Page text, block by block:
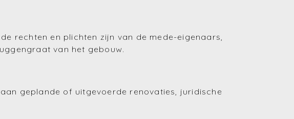
(Bouwen en verbouwen)
rechten en plichten zijn van de mede-eigenaars,
van het gebouw.
geplande of uitgevoerde renovaties, juridische